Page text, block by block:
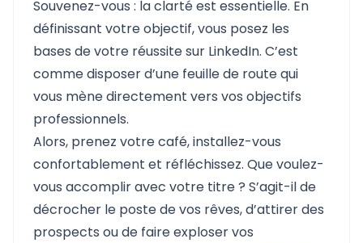
Souvenez-vous : la clarté est essentielle. En
définissant votre objectif, vous posez les
bases de votre réussite sur LinkedIn. C’est
comme disposer d’une feuille de route qui
vous mène directement vers vos objectifs
professionnels.
Alors, prenez votre café, installez-vous
confortablement et réfléchissez. Que voulez-
vous accomplir avec votre titre ? S’agit-il de
décrocher le poste de vos rêves, d’attirer des
prospects ou de faire exploser vos